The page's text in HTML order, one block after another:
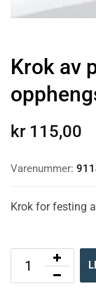
Krok av
kr115,00
Varenummer:
Krok for festing